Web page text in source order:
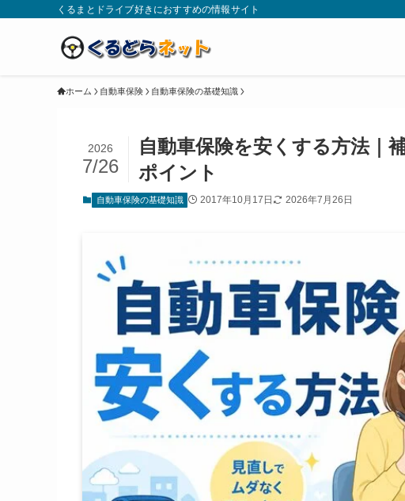
くるまとドライブ好きにおすすめの情報サイト
ホーム 自動車保険 自動車保険の基礎知識
自動車保険を安くする方法｜
ポイント
2026
7/26
自動車保険の基礎知識 2017年10月17日 2026年7月26日